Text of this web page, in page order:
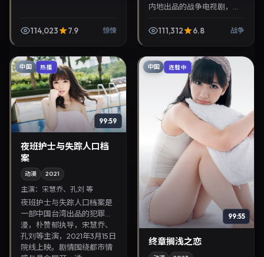
114,023 7.9 惊悚
内地出品的战争电视剧，陈
主演，2026年11月28日院线
111,312 6.8 战争
中国 热播
99:59
夜班护士与失踪人口档
案
动漫 2021
主演： 宋慧乔、孔刘 等
夜班护士与失踪人口档案是
一部中国台湾出品的犯罪动
漫，朴赞郁执导，宋慧乔、
孔刘等主演，2021年3月15日
院线上映。剧情围绕都市情
中国 连载中
99:55
终章搁浅之恋